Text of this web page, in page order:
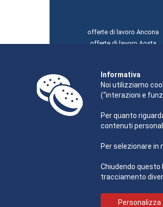
offerte di lavoro Ancona
offerte di lavoro Aosta
offerte di lavoro Bologna
Informativa
Noi utilizziamo
(“interazioni e
Per quanto
contenuti
Per selezionare in
Chiudendo
tracciamento
Personalizza